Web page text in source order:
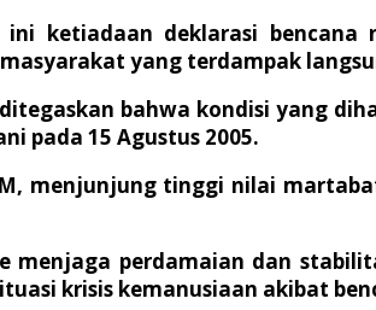
ketiadaan deklarasi
yang terdampak
bahwa kondisi yang
pada 15 Agustus 2005.
menjunjung tinggi nilai
menjaga perdamaian dan
krisis kemanusiaan akibat